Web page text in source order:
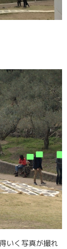
いく写真が撮れ